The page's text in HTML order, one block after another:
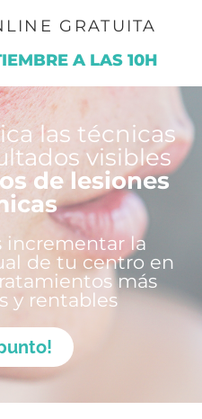
GRATUITA
A LAS 10H
las técnicas
visibles
de lesiones
incrementar la
de tu centro en
más
y rentables